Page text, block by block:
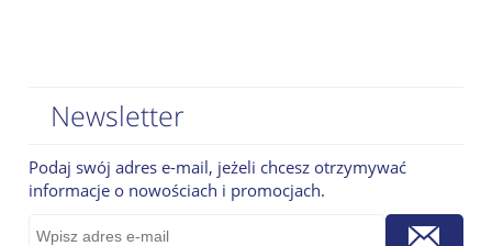
Newsletter
Podaj swój adres e-mail, jeżeli chcesz otrzymywać
informacje o nowościach i promocjach.